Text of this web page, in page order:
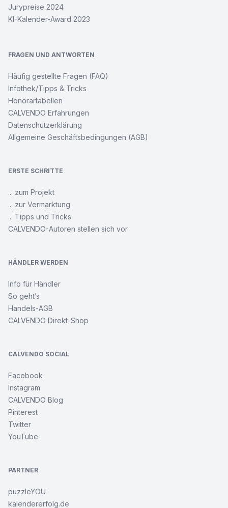
Jurypreise 2024
KI-Kalender-Award 2023
FRAGEN UND ANTWORTEN
Häufig gestellte Fragen (FAQ)
Infothek/Tipps & Tricks
Honorartabellen
CALVENDO Erfahrungen
Datenschutzerklärung
Allgemeine Geschäftsbedingungen (AGB)
ERSTE SCHRITTE
... zum Projekt
... zur Vermarktung
... Tipps und Tricks
CALVENDO-Autoren stellen sich vor
HÄNDLER WERDEN
Info für Händler
So geht’s
Handels-AGB
CALVENDO Direkt-Shop
CALVENDO SOCIAL
Facebook
Instagram
CALVENDO Blog
Pinterest
Twitter
YouTube
PARTNER
puzzleYOU
kalendererfolg.de